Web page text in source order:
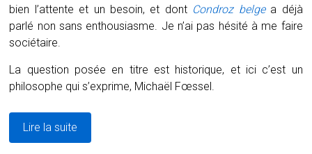
bien l’attente et un besoin, et dont Condroz belgea déjà
parlé non sans enthousiasme. Je n’ai pas hésité à me faire
sociétaire.
La question posée en titre est historique, et ici c’est un
philosophe qui s’exprime, Michaël Fœssel.
Lire la suite